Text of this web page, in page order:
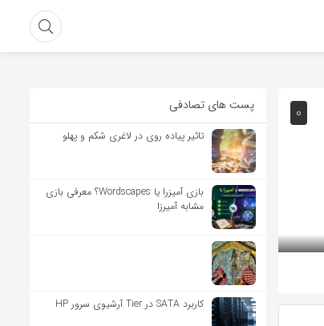
۰ پست های تصادفی
تاثیر پیاده روی در لاغری شکم و پهلو
بازی آمیزرا یا Wordscapes؟ معرفی بازی
مشابه آمیرزا
کاربرد SATA در Tier آرشیوی سرور HP